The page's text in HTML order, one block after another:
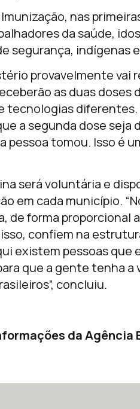
nas
da saúde,
segurança, indígenas
provavelmente vai
as duas doses
tecnologias diferentes.
a segunda dose
pessoa tomou. Isso é
será voluntária e
em cada município.
de forma proporcional
confiem na
existem pessoas que
que a gente tenha a
concluiu.
da Agência